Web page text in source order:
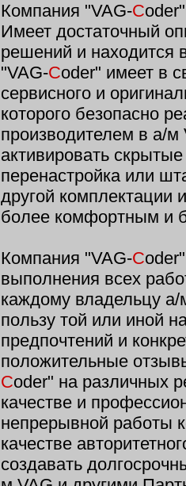
Компания "VAG-C
Имеет достаточный
решений и находится
"VAG-Coder" имеет в
сервисного и
которого безопасно
производителем в а/м
активировать
перенастройка или
другой
более комфортным и
Компания "VAG-C
выполнения всех
каждому владельцу
пользу той или иной
предпочтений и
положительные
Coder" на различных
качестве и
непрерывной работы
качестве
создавать